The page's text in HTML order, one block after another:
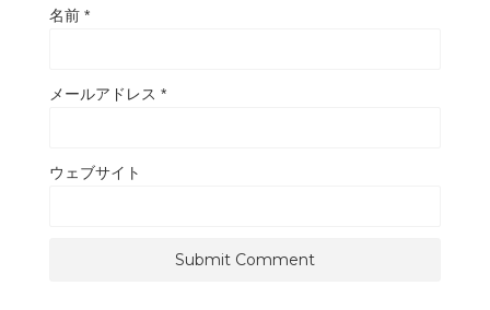
名前 *
メールアドレス *
ウェブサイト